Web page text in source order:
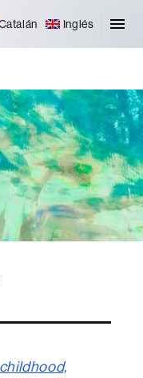
Inglés